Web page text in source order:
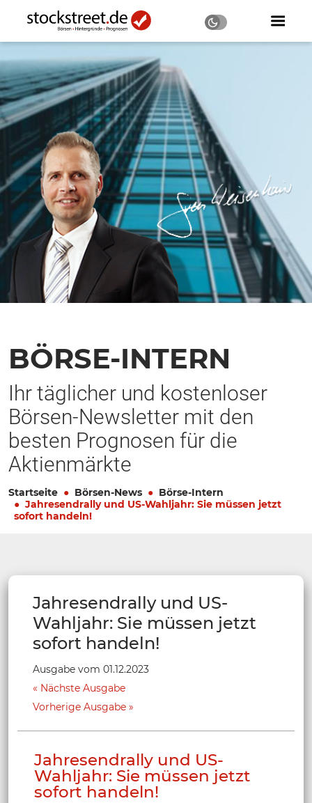
BÖRSE-INTERN
Ihr täglicher und kostenloser
Börsen-Newsletter mit den
besten Prognosen für die
Aktienmärkte
Startseite Börsen-News
Börse-Intern
Jahresendrally und US-Wahljahr: Sie müssen jetzt
sofort handeln!
Jahresendrally und US-
Wahljahr: Sie müssen jetzt
sofort handeln!
Ausgabe vom 01.12.2023
Nächste Ausgabe
Vorherige Ausgabe
Jahresendrally und US-
Wahljahr: Sie müssen jetzt
sofort handeln!